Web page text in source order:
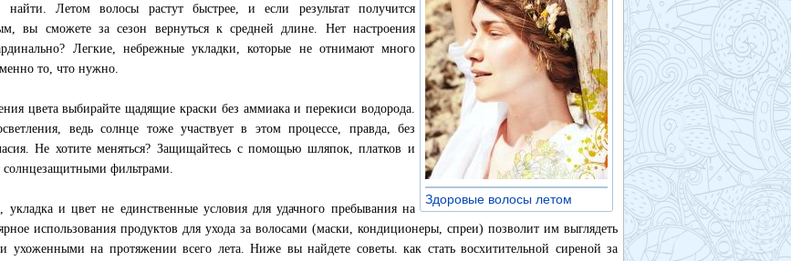
Здоровые волосы летом
Летом волосы растут быстрее, и если результат получится
вы сможете за сезон вернуться к средней длине. Нет настроения
Легкие, небрежные укладки, которые не отнимают много
то, что нужно.
цвета выбирайте щадящие краски без аммиака и перекиси водорода.
ведь солнце тоже участвует в этом процессе, правда, без
Не хотите меняться? Защищайтесь с помощью шляпок, платков и
солнцезащитными фильтрами.
укладка и цвет не единственные условия для удачного пребывания на
использования продуктов для ухода за волосами (маски, кондиционеры, спреи) позволит им выглядеть
ухоженными на протяжении всего лета. Ниже вы найдете советы. как стать восхитительной сиреной за